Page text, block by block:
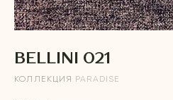
BELLINI 021
КОЛЛЕКЦИЯ PARADISE